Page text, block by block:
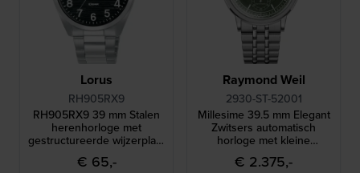
Lorus
RH905RX9
RH905RX9 39 mm Stalen
herenhorloge met
gestructureerde wijzerplaat
en datum
€ 65,-
Raymond Weil
2930-ST-52001
Millesime 39.5 mm Elegant
Zwitsers automatisch
horloge met kleine
secondewijzer
€ 2.375,-